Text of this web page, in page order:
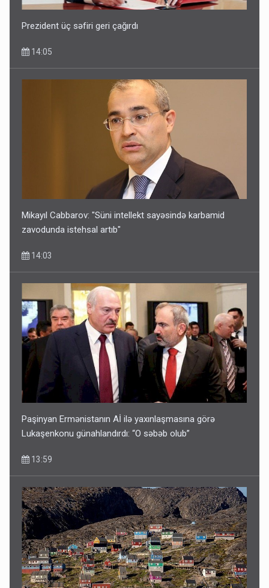
Prezident üç səfiri geri çağırdı
14:05
Mikayıl Cabbarov: "Süni intellekt sayəsində karbamid
zavodunda istehsal artıb"
14:03
Paşinyan Ermənistanın Aİ ilə yaxınlaşmasına görə
Lukaşenkonu günahlandırdı: “O səbəb olub”
13:59